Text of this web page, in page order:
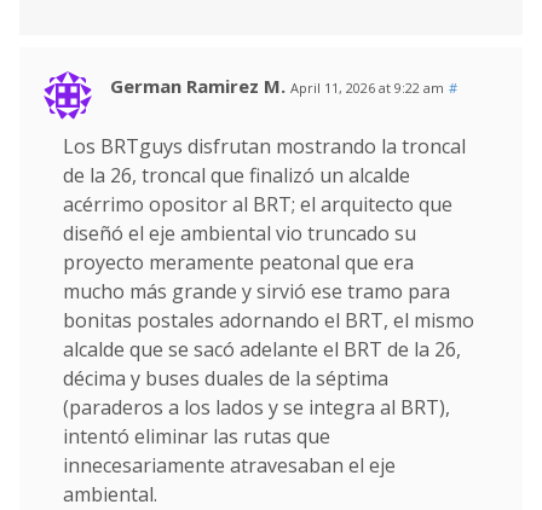
German Ramirez M. April 11, 2026 at 9:22 am #
Los BRTguys disfrutan mostrando la troncal
de la 26, troncal que finalizó un alcalde
acérrimo opositor al BRT; el arquitecto que
diseñó el eje ambiental vio truncado su
proyecto meramente peatonal que era
mucho más grande y sirvió ese tramo para
bonitas postales adornando el BRT, el mismo
alcalde que se sacó adelante el BRT de la 26,
décima y buses duales de la séptima
(paraderos a los lados y se integra al BRT),
intentó eliminar las rutas que
innecesariamente atravesaban el eje
ambiental.